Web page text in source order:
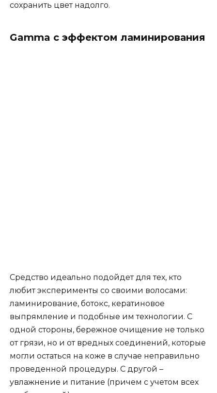
сохранить цвет надолго.
Gamma с эффектом ламинирования
Средство идеально подойдет для тех, кто
любит эксперименты со своими волосами:
ламинирование, ботокс, кератиновое
выпрямление и подобные им технологии. С
одной стороны, бережное очищение не только
от грязи, но и от вредных соединений, которые
могли остаться на коже в случае неправильно
проведенной процедуры. С другой –
увлажнение и питание (причем с учетом всех